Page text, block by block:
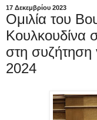
17 Δεκεμβρίου 2023
Ομιλία του
Κουλκουδίνα
στη συζήτηση
2024